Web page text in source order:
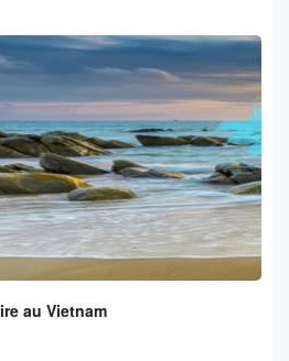
au Vietnam